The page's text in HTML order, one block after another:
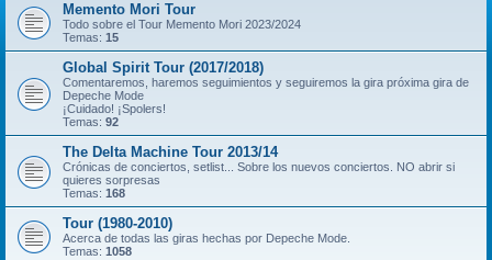
Memento Mori Tour
Todo sobre el Tour Memento Mori 2023/2024
Temas: 15
Global Spirit Tour (2017/2018)
Comentaremos, haremos seguimientos y seguiremos la gira próxima gira de
Depeche Mode
¡Cuidado! ¡Spolers!
Temas: 92
The Delta Machine Tour 2013/14
Crónicas de conciertos, setlist... Sobre los nuevos conciertos. NO abrir si
quieres sorpresas
Temas: 168
Tour (1980-2010)
Acerca de todas las giras hechas por Depeche Mode.
Temas: 1058